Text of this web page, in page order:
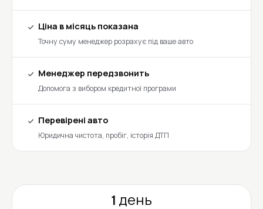
Ціна в місяць показана
Точну суму менеджер розрахує під ваше авто
Менеджер передзвонить
Допомога з вибором кредитної програми
Перевірені авто
Юридична чистота, пробіг, історія ДТП
1 день